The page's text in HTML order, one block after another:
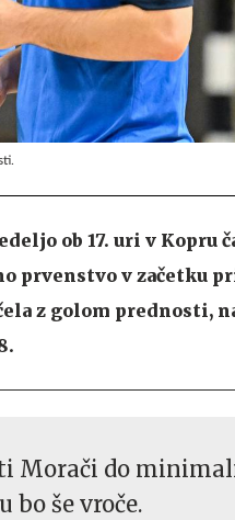
ob 17. uri v Kopru
prvenstvo v začetku
z golom prednosti,
Morači do
bo še vroče.